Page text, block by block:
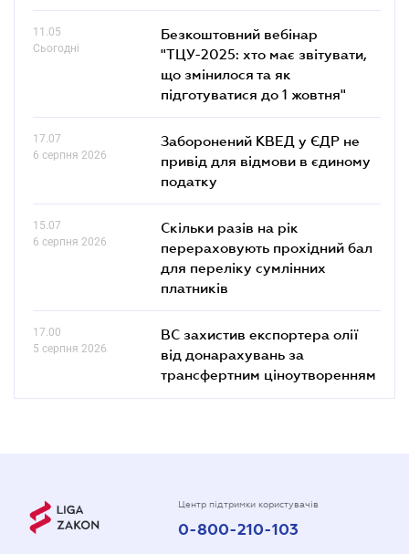
11.05
Сьогодні
Безкоштовний вебінар
"ТЦУ-2025: хто має звітувати,
що змінилося та як
підготуватися до 1 жовтня"
17.07
6 серпня 2026
Заборонений КВЕД у ЄДР не
привід для відмови в єдиному
податку
15.07
6 серпня 2026
Скільки разів на рік
перераховують прохідний бал
для переліку сумлінних
платників
17.00
5 серпня 2026
ВС захистив експортера олії
від донарахувань за
трансфертним ціноутворенням
Центр підтримки користувачів
0-800-210-103